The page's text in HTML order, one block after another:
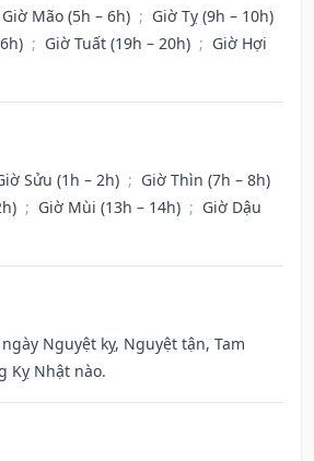
Giờ Mão (5h – 6h) ; Giờ Tỵ (9h – 10h)
; Giờ Tuất (19h – 20h) ; Giờ Hợi
Sửu (1h – 2h) ; Giờ Thìn (7h – 8h)
; Giờ Mùi (13h – 14h) ; Giờ Dậu
Nguyệt kỵ, Nguyệt tận, Tam
Kỵ Nhật nào.